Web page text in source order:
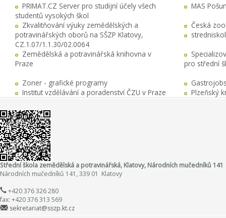
PRIMAT.CZ Server pro studijní účely všech
studentů vysokých škol
MAS
Zkvalitňování výuky zemědělských a
potravinářských oborů na SŠZP Klatovy,
CZ.1.07/1.1.30/02.0064
Česká
Zemědělská a potravinářská knihovna v
Praze
pro střední
Zoner - grafické programy
Institut vzdělávání a poradenství ČZU v Praze
Plzeňský
Střední škola zemědělská a potravinářská, Klatovy, Národních mučedníků 141
Národních mučedníků 141, 339 01 Klatovy
+420 376 326 280
fax: +420 376 313 569
sekretariat@sszp.kt.cz